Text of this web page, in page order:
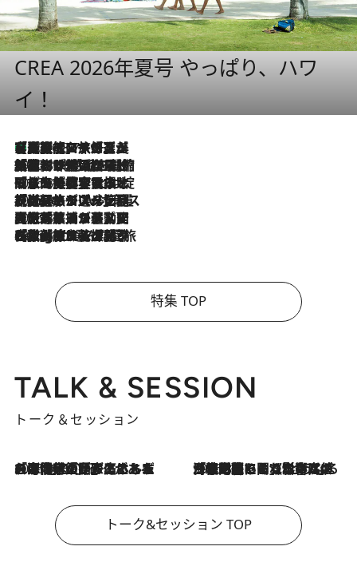
CREA 2026年夏号 やっぱり、ハワ
イ！
2026.8.7
【厳選旅コスメ】「多機能アイテムがメイン！」旅好き美容エディターが選んだ夏旅ベストコスメを発表【Mサイズジップ】
2026.8.6
「荷物が増えるほど旅ストレスは増す」美容ジャーナリストがたどり着いた最終結論。“化粧品を劇的に減らす”感動の凝縮美容とは
2026.8.6
「旅先には金髪ウィッグを持参」日本と同じメイクでは損してる!? 美容ジャーナリストが提案する“掟破りの旅美容”とは
2026.8.6
【厳選旅コスメ】「身軽さ＆UV対策重視！」ヘアアーティストshucoが選んだ夏旅ベストコスメを発表【Mサイズジップ】
2026.8.5
【厳選旅コスメ】国内をあちこち移動する河井菜摘が選んだ夏旅ベストコスメ発表！「リラックスアイテムはマスト」【Mサイズジップ】
2026.8.4
【厳選旅コスメ】「紫外線＆乾燥対策しながらメイク感も！」ヘア＆メイクGeorgeが選んだ夏旅ベストコスメを発表！【Mサイズジップ】
特集 TOP
TALK & SESSION
トーク＆セッション
2026.8.3
「今後値上げがあるとすれば…」「リスクがあるのは今年の冬」エネルギー専門家が語る、ホルムズ海峡封鎖が家庭にもたらす“ある心配” 2026.8.3
「住宅建てられない…」「サーチャージ料の高値が続いている」ホルムズ海峡封鎖による影響はいつまで続く？《エネルギー専門家に聞く“どうなる日本の暮らし”》
トーク&セッション TOP